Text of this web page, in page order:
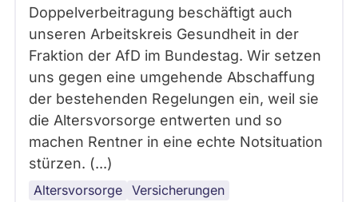
Doppelverbeitragung beschäftigt auch
unseren Arbeitskreis Gesundheit in der
Fraktion der AfD im Bundestag. Wir setzen
uns gegen eine umgehende Abschaffung
der bestehenden Regelungen ein, weil sie
die Altersvorsorge entwerten und so
machen Rentner in eine echte Notsituation
stürzen. (...)
Altersvorsorge Versicherungen
Rente
AfD